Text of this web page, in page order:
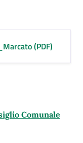
(PDF)
Comunale